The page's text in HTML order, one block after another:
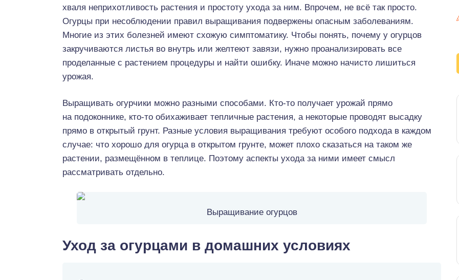
хваля неприхотливость растения и простоту ухода за ним. Впрочем, не всё так просто.
Огурцы при несоблюдении правил выращивания подвержены опасным заболеваниям.
Многие из этих болезней имеют схожую симптоматику. Чтобы понять, почему у огурцов
закручиваются листья во внутрь или желтеют завязи, нужно проанализировать все
проделанные с растением процедуры и найти ошибку. Иначе можно начисто лишиться
урожая.
Выращивать огурчики можно разными способами. Кто-то получает урожай прямо
на подоконнике, кто-то обихаживает тепличные растения, а некоторые проводят высадку
прямо в открытый грунт. Разные условия выращивания требуют особого подхода в каждом
случае: что хорошо для огурца в открытом грунте, может плохо сказаться на таком же
растении, размещённом в теплице. Поэтому аспекты ухода за ними имеет смысл
рассматривать отдельно.
Выращивание огурцов
Уход за огурцами в домашних условиях